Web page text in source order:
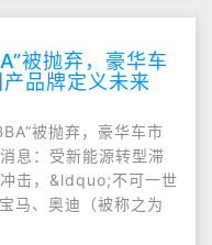
被抛弃，豪华车
品牌定义未来
被抛弃，豪华车市
息：受新能源转型滞
击，&ldquo;不可一世
马、奥迪（被称之为